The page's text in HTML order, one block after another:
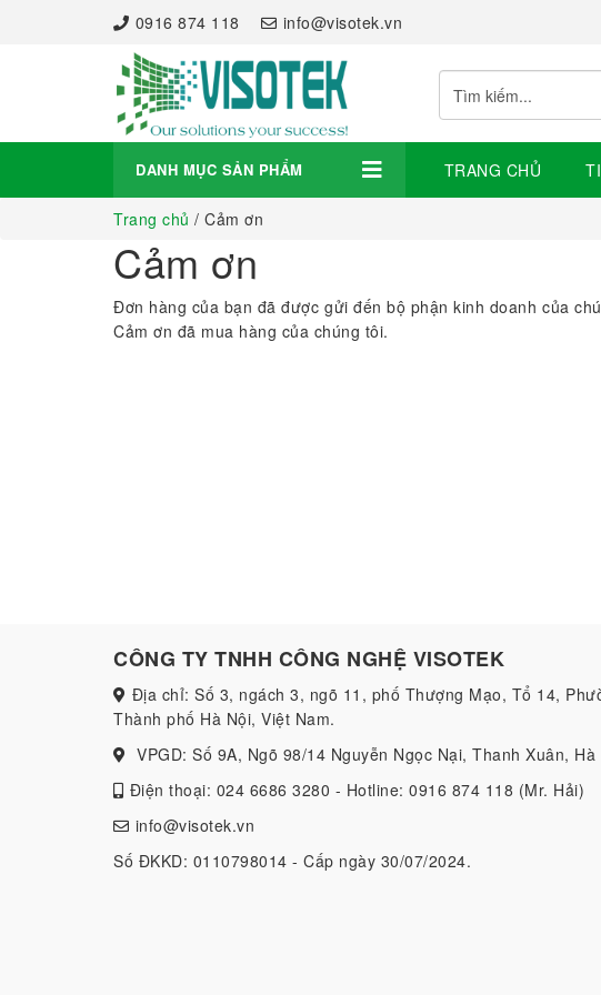
0916 874 118 info@visotek.vn
DANH MỤC SẢN PHẨM TRANG CHỦ
Trang chủ / Cảm ơn
Cảm ơn
Đơn hàng của bạn đã được gửi đến bộ phận kinh doanh của
Cảm ơn đã mua hàng của chúng tôi.
CÔNG TY TNHH CÔNG NGHỆ VISOTEK
Địa chỉ: Số 3, ngách 3, ngõ 11, phố Thượng Mạo, Tổ 14,
Thành phố Hà Nội, Việt Nam.
VPGD: Số 9A, Ngõ 98/14 Nguyễn Ngọc Nại, Thanh Xuân, Hà
Điện thoại: 024 6686 3280 - Hotline: 0916 874 118 (Mr. Hải)
info@visotek.vn
Số ĐKKD: 0110798014 - Cấp ngày 30/07/2024.